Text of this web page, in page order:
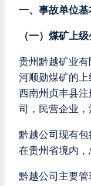
一、事故单位
（一）煤矿上级
贵州黔越矿业
河顺勋煤矿的
西南州贞丰县
司，民营企业，
黔越公司现有
在贵州省境内，
黔越公司主要